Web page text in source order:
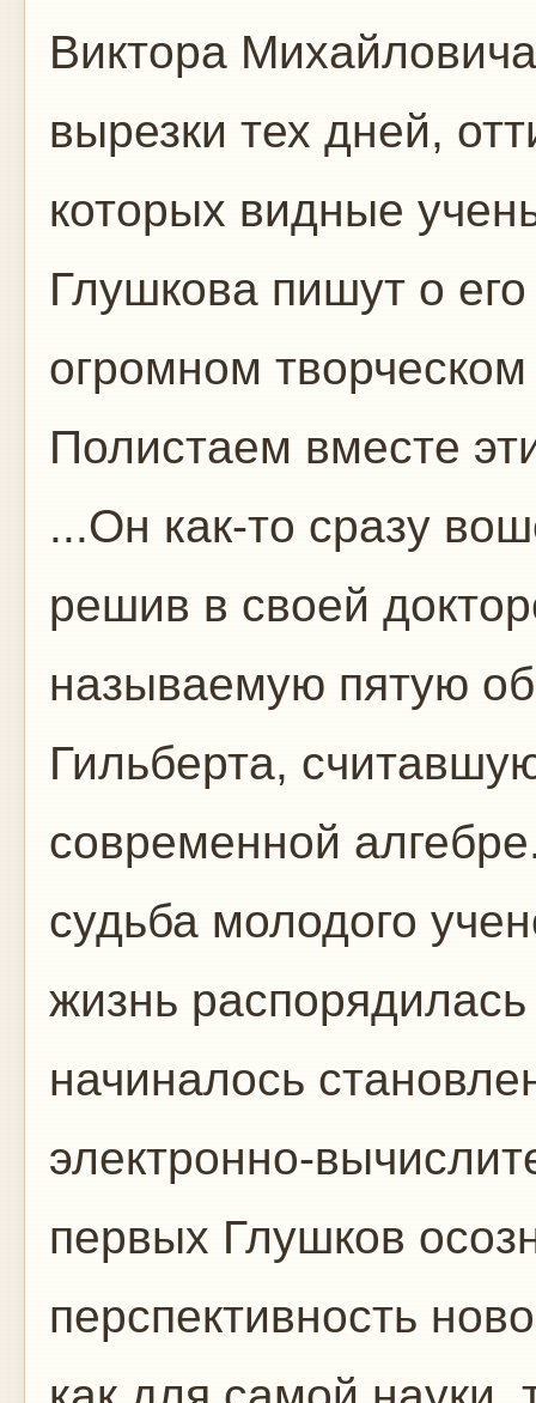
Виктора
вырезки тех дней,
которых видные
Глушкова пишут о
огромном творческом
Полистаем вместе
...Он как-то сразу
решив в своей
называемую пятую
Гильберта,
современной
судьба молодого
жизнь
начиналось
электронно-
первых Глушков
перспективность